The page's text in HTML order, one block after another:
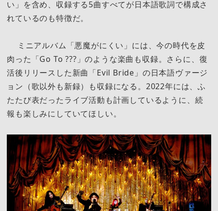
い」を含め、収録する5曲すべてが日本語歌詞で構成さ
れているのも特徴だ。
ミニアルバム「悪魔がにくい」には、今の時代を皮
肉った「Go To ???」のような楽曲も収録。さらに、復
活後リリースした新曲「Evil Bride」の日本語ヴァージ
ョン（歌以外も新録）も収録になる。2022年には、ふ
たたび表だったライブ活動も計画しているように、続
報も楽しみにしていてほしい。